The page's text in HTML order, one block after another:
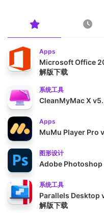
Apps
Microsoft Office
解版下载
系统工具
CleanMyMac X
Apps
MuMu Player Pro
图形设计
Adobe Photoshop
系统工具
Parallels Desktop
解版下载